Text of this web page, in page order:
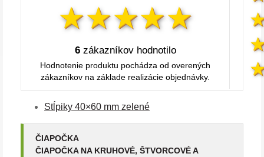
6zákazníkov hodnotilo
Hodnotenie produktu pochádza od overených
zákazníkov na základe realizácie objednávky.
Stĺpiky 40×60 mm zelené
ČIAPOČKA
ČIAPOČKA NA KRUHOVÉ, ŠTVORCOVÉ A